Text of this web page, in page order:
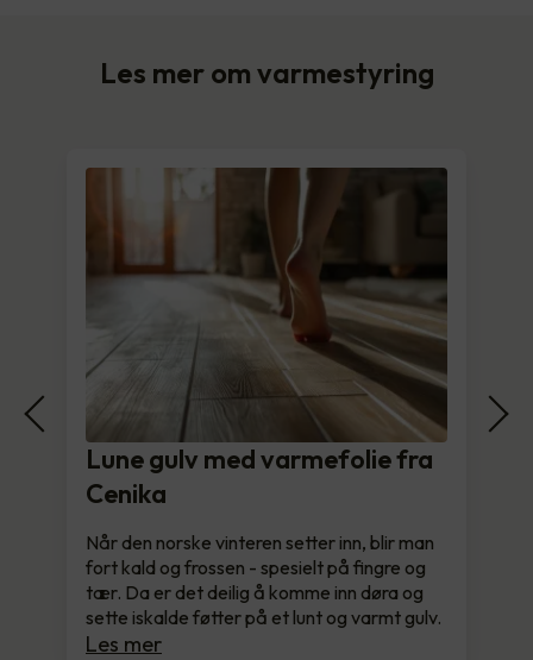
Les mer om varmestyring
Lune gulv med varmefolie fra
Cenika
Når den norske vinteren setter inn, blir man
fort kald og frossen - spesielt på fingre og
tær. Da er det deilig å komme inn døra og
sette iskalde føtter på et lunt og varmt gulv.
Les mer